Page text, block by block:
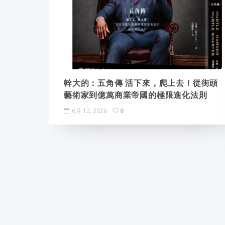
幹大的：五角傳 活下來，爬上去！從街頭
藝術家到億萬商業帝國的極限進化法則
6月 12, 2026 0